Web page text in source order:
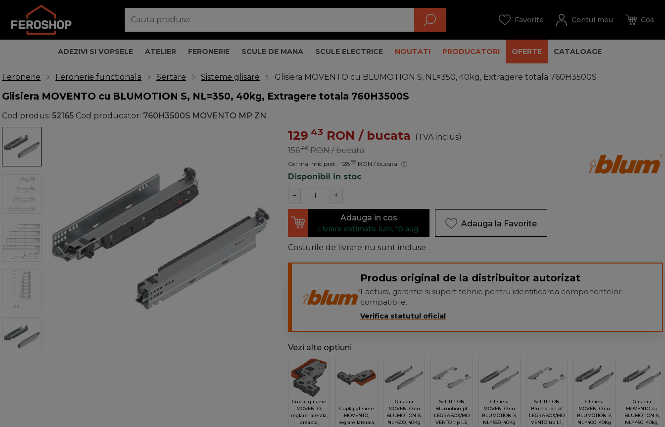
ADEZIVI SI VOPSELE ATELIER FERONERIE SCULE DE MANA SCULE ELECTRICE NOUTATI PRODUCATORI OFERTE CATALOAGE
Feronerie Feronerie functionala Sertare Sisteme glisare Glisiera MOVENTO cu BLUMOTION S, NL=350, 40kg, Extragere totala 760H3500S
Glisiera MOVENTO cu BLUMOTION S, NL=350, 40kg, Extragere totala 760H3500S
Cod produs: 52165 Cod producator: 760H3500S MOVENTO MP ZN
129 43 RON / bucata
(TVA inclus)
15626 RON / bucata
Cel mai mic pret: 128 96 RON / bucata
Disponibil in stoc
− +
Adauga in cos
Livrare estimata: luni, 10 aug.
Adauga la Favorite
Costurile de livrare nu sunt incluse
Produs original de la distribuitor autorizat
Factura, garantie si suport tehnic pentru identificarea componentelor
compatibile.
Verifica statutul oficial
Vezi alte optiuni
Cuplaj glisiere
MOVENTO,
reglare laterala,
dreapta,
Cuplaj glisiere
MOVENTO,
reglare laterala,
Glisiera
MOVENTO cu
BLUMOTION S,
NL=500, 40Kg
Set TIP-ON
Blumotion pt
LEGRABOX/MO
VENTO tip L3,
Glisiera
MOVENTO cu
BLUMOTION S,
NL=550, 40Kg
Set TIP-ON
Blumotion pt
LEGRABOX/MO
VENTO tip L1,
Glisiera
MOVENTO cu
BLUMOTION S,
NL=400, 40Kg
Glisiera
MOVENTO cu
BLUMOTION S,
NL=450, 40kg,